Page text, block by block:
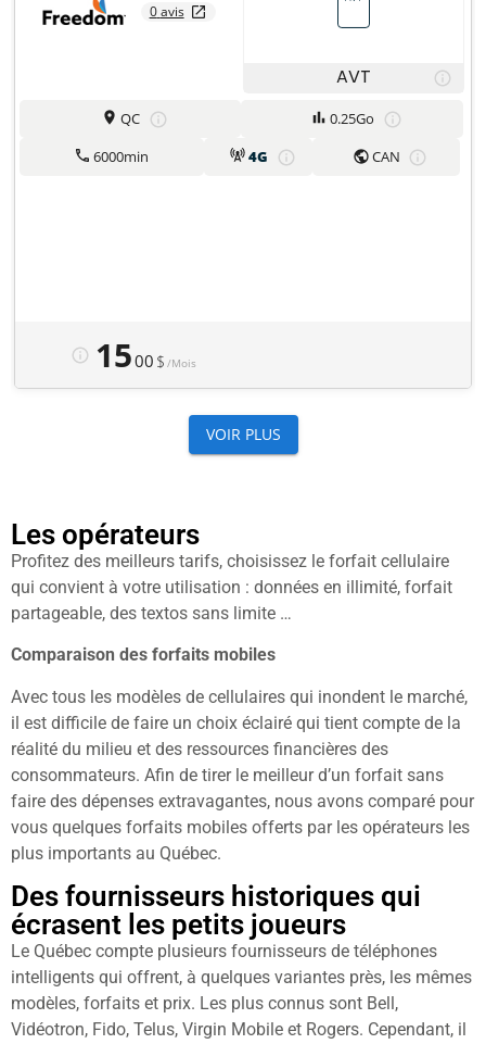
Les opérateurs
Profitez des meilleurs tarifs, choisissez le forfait cellulaire
qui convient à votre utilisation : données en illimité, forfait
partageable, des textos sans limite …
Comparaison des forfaits mobiles
Avec tous les modèles de cellulaires qui inondent le marché,
il est difficile de faire un choix éclairé qui tient compte de la
réalité du milieu et des ressources financières des
consommateurs. Afin de tirer le meilleur d’un forfait sans
faire des dépenses extravagantes, nous avons comparé pour
vous quelques forfaits mobiles offerts par les opérateurs les
plus importants au Québec.
Des fournisseurs historiques qui
écrasent les petits joueurs
Le Québec compte plusieurs fournisseurs de téléphones
intelligents qui offrent, à quelques variantes près, les mêmes
modèles, forfaits et prix. Les plus connus sont Bell,
Vidéotron, Fido, Telus, Virgin Mobile et Rogers. Cependant, il